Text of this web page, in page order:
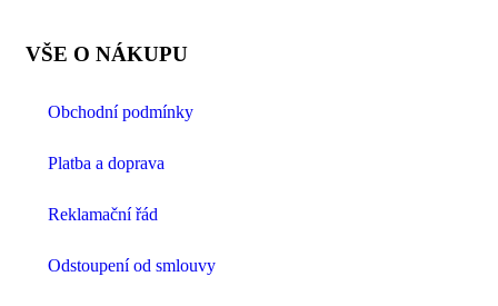
VŠE O NÁKUPU
Obchodní podmínky
Platba a doprava
Reklamační řád
Odstoupení od smlouvy